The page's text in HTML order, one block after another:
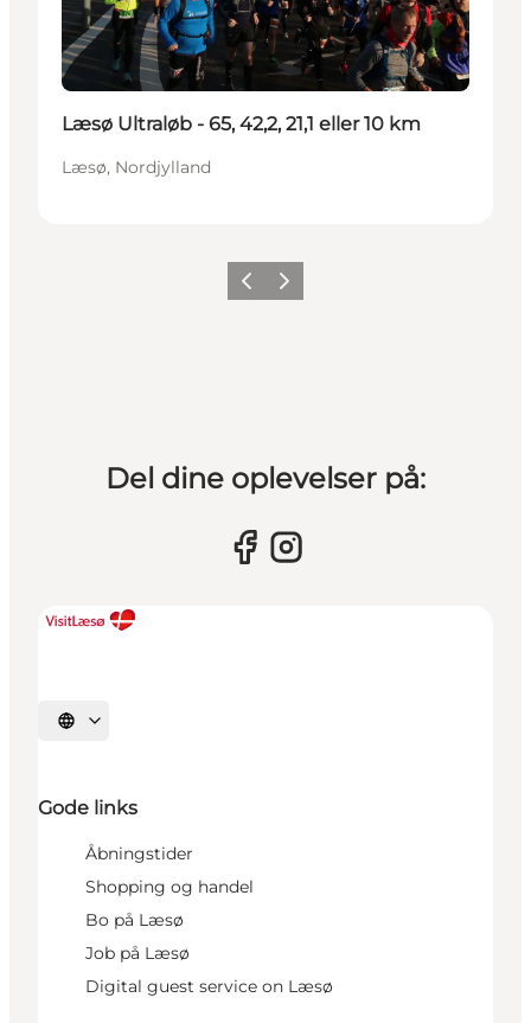
Læsø Ultraløb - 65, 42,2, 21,1 eller 10 km
Læsø, Nordjylland
Forrige billede
Næste billede
Del dine oplevelser på:
Vælg sprog
Gode links
Åbningstider
Shopping og handel
Bo på Læsø
Job på Læsø
Digital guest service on Læsø